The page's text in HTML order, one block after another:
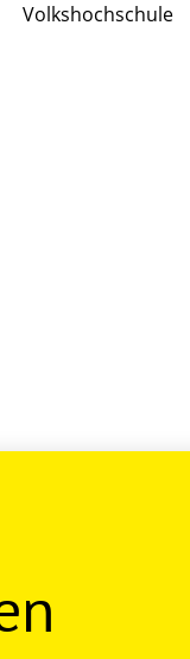
Volkshochschule